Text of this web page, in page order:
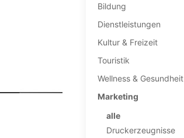
Bildung
Dienstleistungen
Kultur & Freizeit
Touristik
Wellness & Gesundheit
Marketing
alle
Druckerzeugnisse